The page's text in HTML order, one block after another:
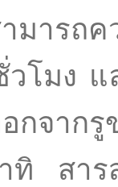
ามาร
โมง
กจาก
สาร